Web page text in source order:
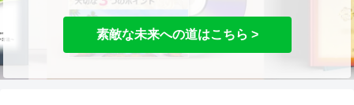
素敵な未来への道はこちら >